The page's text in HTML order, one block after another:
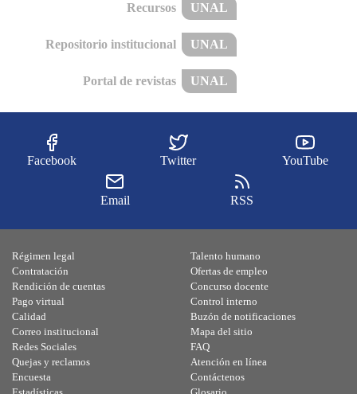
Recursos UNAL
Repositorio institucional UNAL
Portal de revistas UNAL
Facebook Twitter YouTube
Email RSS
Régimen legal
Contratación
Rendición de cuentas
Pago virtual
Calidad
Talento humano
Ofertas de empleo
Concurso docente
Control interno
Buzón de notificaciones
Correo institucional
Redes Sociales
Quejas y reclamos
Encuesta
Mapa del sitio
FAQ
Atención en línea
Contáctenos